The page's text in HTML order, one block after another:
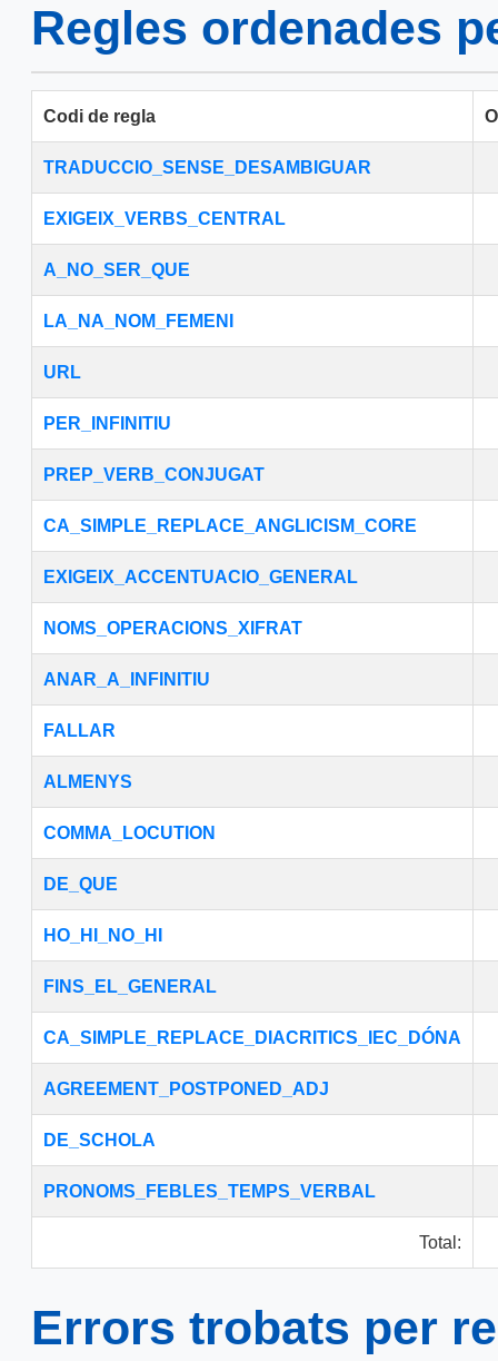
Regles ordenades
Codi de regla
TRADUCCIO_SENSE_DESAMBIGUAR
EXIGEIX_VERBS_CENTRAL
A_NO_SER_QUE
LA_NA_NOM_FEMENI
URL
PER_INFINITIU
PREP_VERB_CONJUGAT
CA_SIMPLE_REPLACE_ANGLICISM_CORE
EXIGEIX_ACCENTUACIO_GENERAL
NOMS_OPERACIONS_XIFRAT
ANAR_A_INFINITIU
FALLAR
ALMENYS
COMMA_LOCUTION
DE_QUE
HO_HI_NO_HI
FINS_EL_GENERAL
CA_SIMPLE_REPLACE_DIACRITICS_IEC_DÓNA
AGREEMENT_POSTPONED_ADJ
DE_SCHOLA
PRONOMS_FEBLES_TEMPS_VERBAL
Total:
Errors trobats per